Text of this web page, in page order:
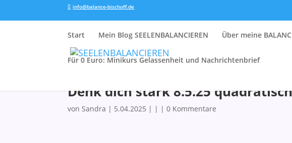
info@balance-bischoff.de
Start Mein Blog SEELENBALANCIEREN Über meine
Für 0 Euro: Minikurs Gelassenheit und Nachrichtenbrief
Denk dich stark 8.5.25
vonSandra | 5.04.2025 | | |0 Kommentare